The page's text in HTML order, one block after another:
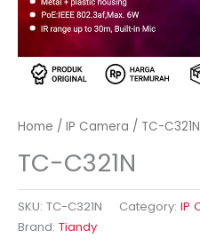
Home / IP Camera / TC-C321N
TC-C321N
SKU: TC-C321N Category: IP
Brand: Tiandy